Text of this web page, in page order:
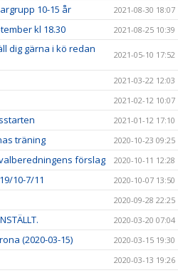
10-15 år 2021-08-30 18:07
kl 18.30 2021-08-25 10:39
dig gärna i kö redan
2021-05-10 17:52
2021-03-22 12:03
2021-02-12 10:07
2021-01-12 17:10
träning 2020-10-23 09:25
förslag 2020-10-11 12:28
10-7/11 2020-10-07 13:50
2020-09-28 22:25
2020-03-20 07:04
(2020-03-15) 2020-03-15 19:30
2020-03-13 19:26